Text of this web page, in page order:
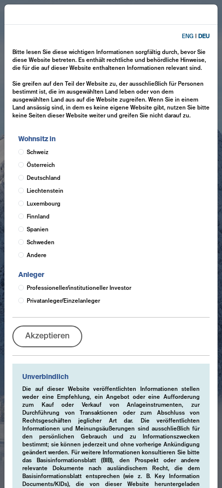
ENG DEU
Bitte lesen Sie diese wichtigen Informationen sorgfältig durch, bevor Sie
diese Website betreten. Es enthält rechtliche und behördliche Hinweise,
die für die auf dieser Website enthaltenen Informationen relevant sind.
Sie greifen auf den Teil der Website zu, der ausschließlich für Personen
bestimmt ist, die im ausgewählten Land leben oder von dem
ausgewählten Land aus auf die Website zugreifen. Wenn Sie in einem
Land ansässig sind, in dem es keine eigene Website gibt, nutzen Sie bitte
keine Seiten dieser Website weiter und greifen Sie nicht darauf zu.
Wohnsitz in
Schweiz
Österreich
Deutschland
Liechtenstein
Luxembourg
Finnland
Spanien
Schweden
Andere
Anleger
Professioneller/institutioneller Investor
Privatanleger/Einzelanleger
Akzeptieren
Unverbindlich
Die auf dieser Website veröffentlichten Informationen stellen
weder eine Empfehlung, ein Angebot oder eine Aufforderung
zum Kauf oder Verkauf von Anlageinstrumenten, zur
Durchführung von Transaktionen oder zum Abschluss von
Rechtsgeschäften jeglicher Art dar. Die veröffentlichten
Informationen und Meinungsäußerungen sind ausschließlich für
den persönlichen Gebrauch und zu Informationszwecken
bestimmt; sie können jederzeit und ohne vorherige Ankündigung
geändert werden. Für weitere Informationen konsultieren Sie bitte
das Basisinformationsblatt (BIB), den Prospekt oder andere
relevante Dokumente nach ausländischem Recht, die dem
Basisinformationsblatt entsprechen (wie z. B. Key Information
Documents/KIDs), die von dieser Website heruntergeladen